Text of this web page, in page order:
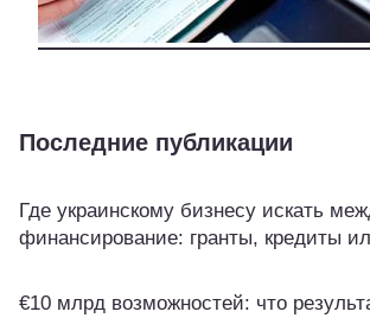
Последние публикации
Где украинскому бизнесу искать
финансирование: гранты, кредиты
€10 млрд возможностей: что